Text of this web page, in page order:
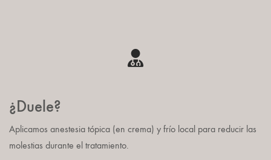
¿Duele?
Aplicamos anestesia tópica (en crema) y frío local para reducir las
molestias durante el tratamiento.